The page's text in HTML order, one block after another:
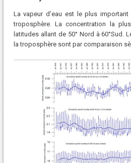
La vapeur d’eau est le plus
troposphère. La concentration la
latitudes allant de 50° Nord à 60°Sud.
la troposphère sont par comparaison